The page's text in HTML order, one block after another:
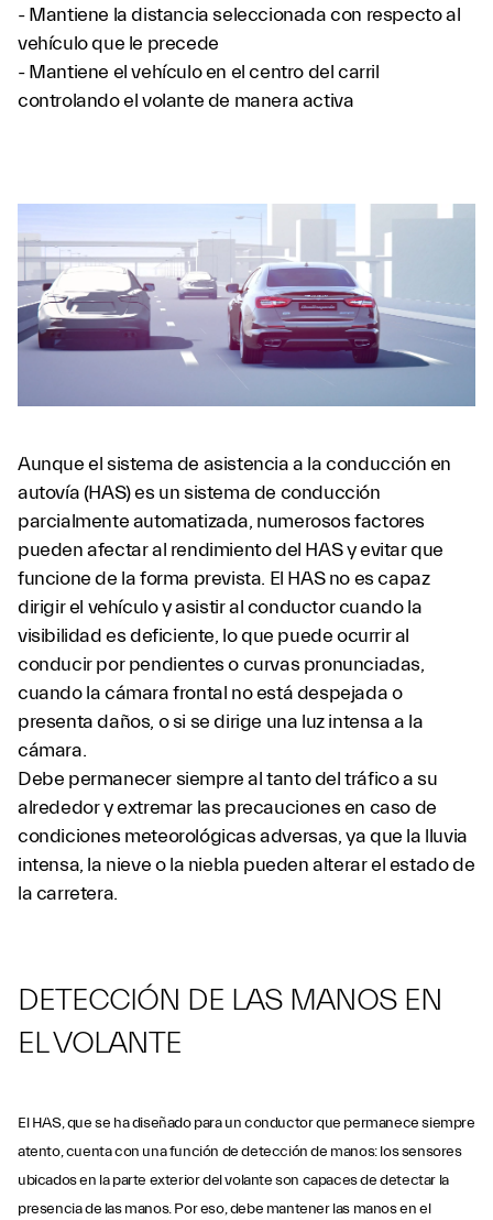
- Mantiene la distancia seleccionada con respecto al
vehículo que le precede
- Mantiene el vehículo en el centro del carril
controlando el volante de manera activa
Aunque el sistema de asistencia a la conducción en
autovía (HAS) es un sistema de conducción
parcialmente automatizada, numerosos factores
pueden afectar al rendimiento del HAS y evitar que
funcione de la forma prevista. El HAS no es capaz
dirigir el vehículo y asistir al conductor cuando la
visibilidad es deficiente, lo que puede ocurrir al
conducir por pendientes o curvas pronunciadas,
cuando la cámara frontal no está despejada o
presenta daños, o si se dirige una luz intensa a la
cámara.
Debe permanecer siempre al tanto del tráfico a su
alrededor y extremar las precauciones en caso de
condiciones meteorológicas adversas, ya que la lluvia
intensa, la nieve o la niebla pueden alterar el estado de
la carretera.
DETECCIÓN DE LAS MANOS EN
EL VOLANTE
El HAS, que se ha diseñado para un conductor que permanece siempre
atento, cuenta con una función de detección de manos: los sensores
ubicados en la parte exterior del volante son capaces de detectar la
presencia de las manos. Por eso, debe mantener las manos en el